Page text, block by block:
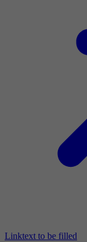
Linktext to be filled